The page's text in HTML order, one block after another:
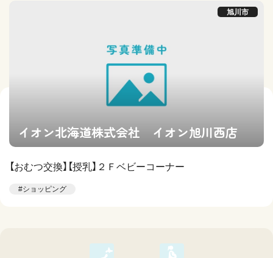
旭川市
イオン北海道株式会社 イオン旭川西店
【おむつ交換】【授乳】２Ｆベビーコーナー
#ショッピング